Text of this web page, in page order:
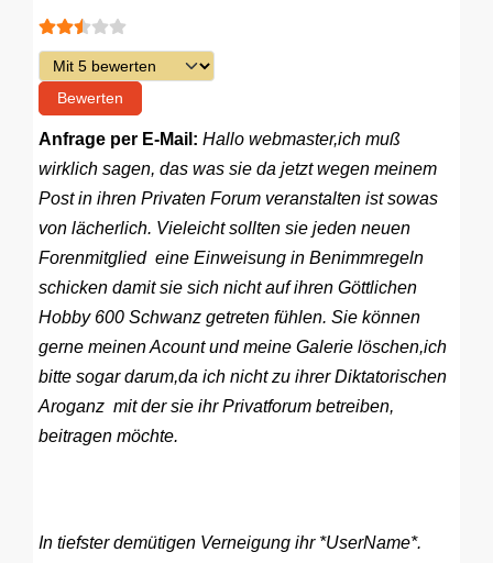
Bewertung:
Bitte bewerten
Anfrage per E-Mail: Hallo webmaster,ich muß
wirklich sagen, das was sie da jetzt wegen meinem
Post in ihren Privaten Forum veranstalten ist sowas
von lächerlich. Vieleicht sollten sie jeden neuen
Forenmitglied eine Einweisung in Benimmregeln
schicken damit sie sich nicht auf ihren Göttlichen
Hobby 600 Schwanz getreten fühlen. Sie können
gerne meinen Acount und meine Galerie löschen,ich
bitte sogar darum,da ich nicht zu ihrer Diktatorischen
Aroganz mit der sie ihr Privatforum betreiben,
beitragen möchte.
In tiefster demütigen Verneigung ihr *UserName*.